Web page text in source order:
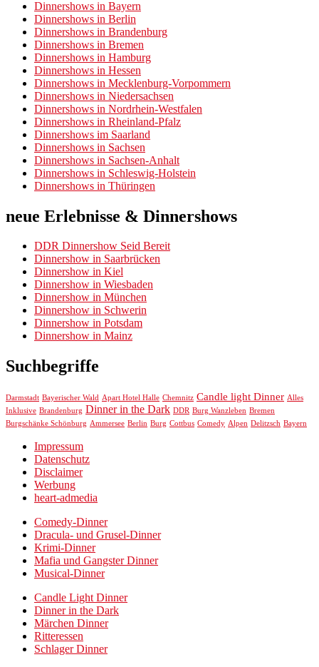
Dinnershows in Bayern
Dinnershows in Berlin
Dinnershows in Brandenburg
Dinnershows in Bremen
Dinnershows in Hamburg
Dinnershows in Hessen
Dinnershows in Mecklenburg-Vorpommern
Dinnershows in Niedersachsen
Dinnershows in Nordrhein-Westfalen
Dinnershows in Rheinland-Pfalz
Dinnershows im Saarland
Dinnershows in Sachsen
Dinnershows in Sachsen-Anhalt
Dinnershows in Schleswig-Holstein
Dinnershows in Thüringen
neue Erlebnisse & Dinnershows
DDR Dinnershow Seid Bereit
Dinnershow in Saarbrücken
Dinnershow in Kiel
Dinnershow in Wiesbaden
Dinnershow in München
Dinnershow in Schwerin
Dinnershow in Potsdam
Dinnershow in Mainz
Suchbegriffe
Darmstadt Bayerischer Wald Apart Hotel Halle Chemnitz Candle light Dinner Alles
Inklusive Brandenburg Dinner in the Dark DDR Burg Wanzleben Bremen
Burgschänke Schönburg Ammersee Berlin Burg Cottbus Comedy Alpen Delitzsch Bayern
Impressum
Datenschutz
Disclaimer
Werbung
heart-admedia
Comedy-Dinner
Dracula- und Grusel-Dinner
Krimi-Dinner
Mafia und Gangster Dinner
Musical-Dinner
Candle Light Dinner
Dinner in the Dark
Märchen Dinner
Ritteressen
Schlager Dinner